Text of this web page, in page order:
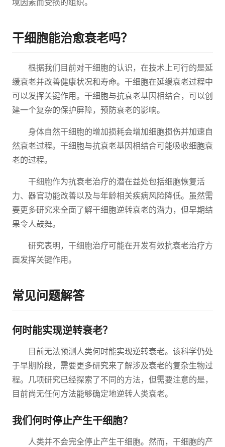
境因素而受损的组织。
干细胞能治愈衰老吗？
根据我们目前对干细胞的认识，在技术上可行的是延
缓衰老并改善健康状况和寿命。干细胞在延缓衰老过程中
可以发挥关键作用。干细胞与抗衰老基因相结合，可以创
建一个复杂的保护屏障，预防衰老的影响。
身体自然干细胞的增加损耗会增加细胞损伤并加速自
然衰老过程。干细胞与抗衰老基因相结合可能吸收细胞衰
老的过程。
干细胞作为抗衰老治疗的潜在益处包括细胞恢复活
力、器官功能改善以及与年龄相关疾病风险降低。虽然需
要更多研究来全面了解干细胞逆转衰老的潜力，但早期结
果令人鼓舞。
研究表明，干细胞治疗可能在开发有效抗衰老治疗方
面发挥关键作用。
常见问题解答
何时能实现逆转衰老？
目前无法预测人类何时能实现逆转衰老。该科学仍处
于早期阶段，需要更多研究来了解涉及衰老的复杂生物过
程。几项研究已经探索了不同的方法，但需要注意的是，
目前尚无任何方法能够确定地逆转人类衰老。
我们何时停止产生干细胞？
人类并不会完全停止产生干细胞。然而，干细胞的产